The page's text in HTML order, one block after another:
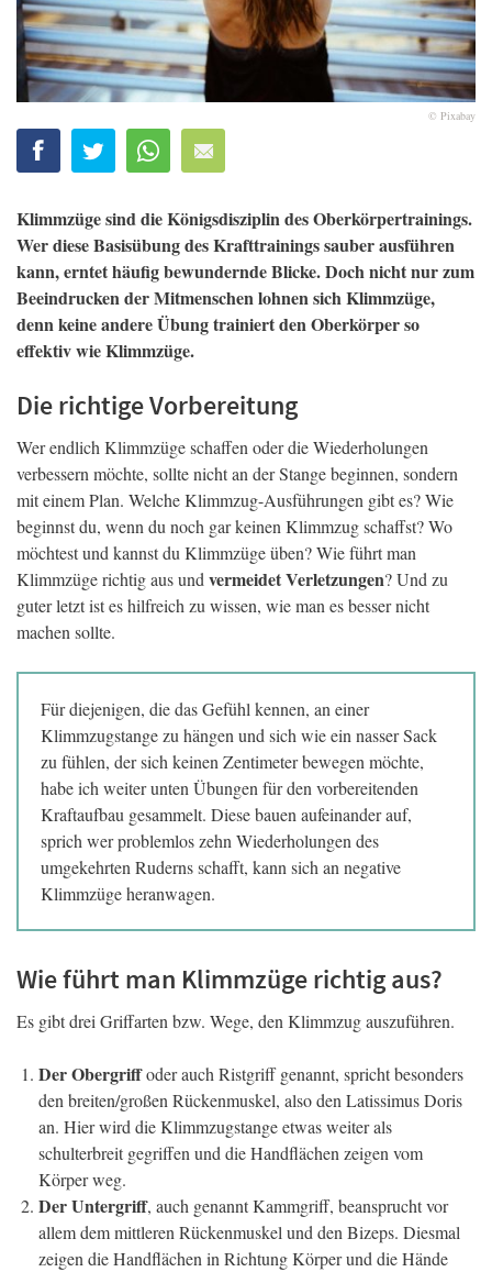
© Pixabay
Klimmzüge sind die Königsdisziplin des Oberkörpertrainings.
Wer diese Basisübung des Krafttrainings sauber ausführen
kann, erntet häufig bewundernde Blicke. Doch nicht nur zum
Beeindrucken der Mitmenschen lohnen sich Klimmzüge,
denn keine andere Übung trainiert den Oberkörper so
effektiv wie Klimmzüge.
Die richtige Vorbereitung
Wer endlich Klimmzüge schaffen oder die Wiederholungen
verbessern möchte, sollte nicht an der Stange beginnen, sondern
mit einem Plan. Welche Klimmzug-Ausführungen gibt es? Wie
beginnst du, wenn du noch gar keinen Klimmzug schaffst? Wo
möchtest und kannst du Klimmzüge üben? Wie führt man
Klimmzüge richtig aus und vermeidet Verletzungen? Und zu
guter letzt ist es hilfreich zu wissen, wie man es besser nicht
machen sollte.
Für diejenigen, die das Gefühl kennen, an einer
Klimmzugstange zu hängen und sich wie ein nasser Sack
zu fühlen, der sich keinen Zentimeter bewegen möchte,
habe ich weiter unten Übungen für den vorbereitenden
Kraftaufbau gesammelt. Diese bauen aufeinander auf,
sprich wer problemlos zehn Wiederholungen des
umgekehrten Ruderns schafft, kann sich an negative
Klimmzüge heranwagen.
Wie führt man Klimmzüge richtig aus?
Es gibt drei Griffarten bzw. Wege, den Klimmzug auszuführen.
Der Obergriffoder auch Ristgriff genannt, spricht besonders
den breiten/großen Rückenmuskel, also den Latissimus Doris
an. Hier wird die Klimmzugstange etwas weiter als
schulterbreit gegriffen und die Handflächen zeigen vom
Körper weg.
Der Untergriff, auch genannt Kammgriff, beansprucht vor
allem dem mittleren Rückenmuskel und den Bizeps. Diesmal
zeigen die Handflächen in Richtung Körper und die Hände